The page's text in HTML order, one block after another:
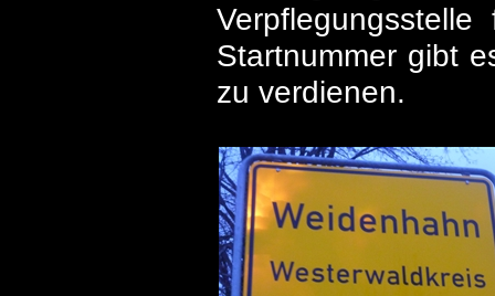
Startnummer gibt
zu verdienen.